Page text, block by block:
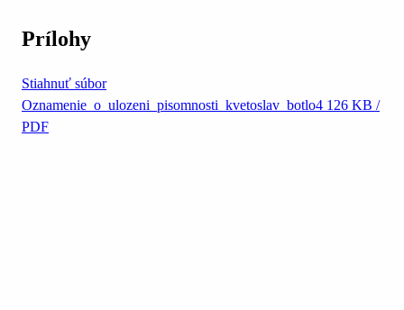
Prílohy
Stiahnuť súbor
Oznamenie_o_ulozeni_pisomnosti_kvetoslav_botlo4 126 KB /
PDF